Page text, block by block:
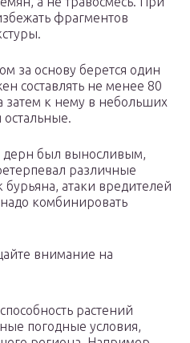
фрагментов
за основу берется один
составлять не менее 80
затем к нему в небольших
остальные.
дерн был выносливым,
различные
атаки вредителей
комбинировать
внимание на
растений
погодные условия,